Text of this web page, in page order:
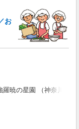
お
暁の星園 （神奈川県足